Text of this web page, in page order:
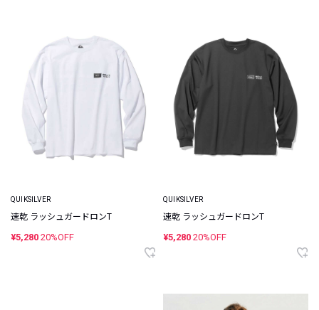
QUIKSILVER
速乾 ラッシュガードロンT
¥5,280 20%OFF
QUIKSILVER
速乾 ラッシュガードロンT
¥5,280 20%OFF